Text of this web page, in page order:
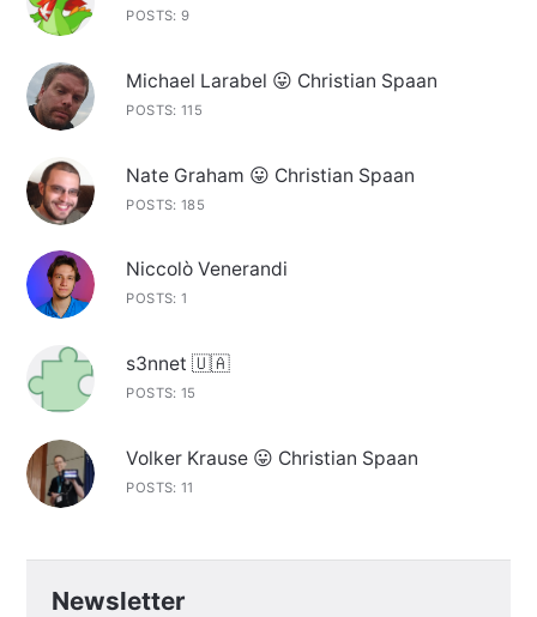
POSTS: 9
Michael Larabel 😛 Christian Spaan
POSTS: 115
Nate Graham 😛 Christian Spaan
POSTS: 185
Niccolò Venerandi
POSTS: 1
s3nnet 🇺🇦
POSTS: 15
Volker Krause 😛 Christian Spaan
POSTS: 11
Newsletter